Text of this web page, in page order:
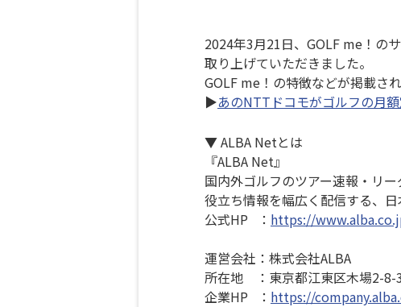
2024年3月21日、GOLF me！の
取り上げていただきました。
GOLF me！の特徴などが掲載さ
▶あのNTTドコモがゴルフの月
▼ ALBA Netとは
『ALBA Net』
国内外ゴルフのツアー速報・リ
役立ち情報を幅広く配信する、
公式HP ： https://
運営会社：株式会社ALBA
所在地 ：東京都江東区木場2-8-
企業HP ： https://